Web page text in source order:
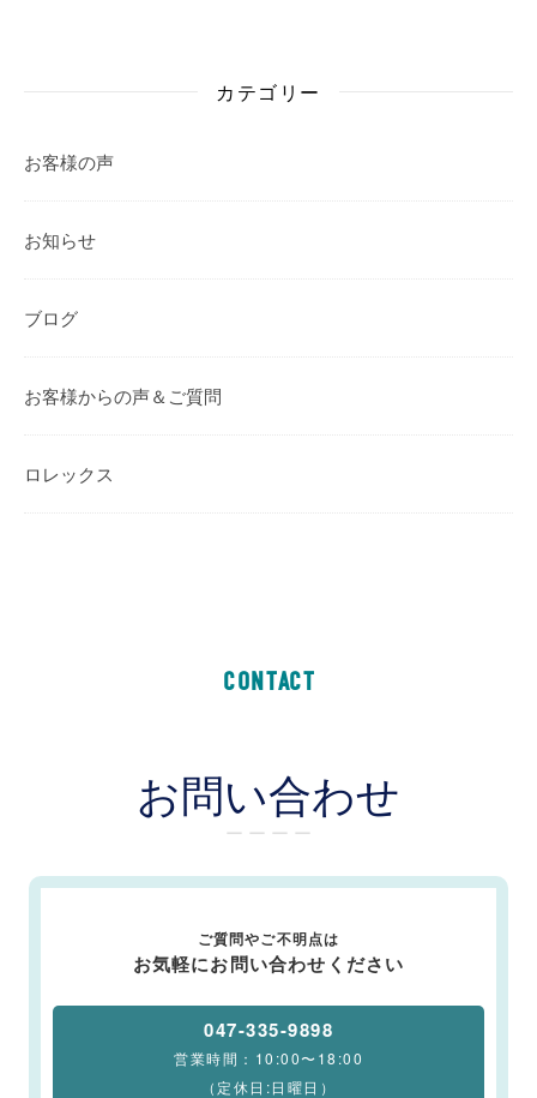
カテゴリー
お客様の声
お知らせ
ブログ
お客様からの声＆ご質問
ロレックス
CONTACT
お問い合わせ
ー ー ー ー
ご質問やご不明点は
お気軽にお問い合わせください
047-335-9898
営業時間：10:00〜18:00
（定休日:日曜日）